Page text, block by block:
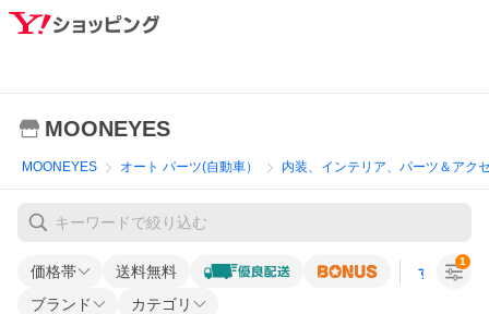
MOONEYES
MOONEYES オート パーツ(自動車） 内装、インテリア、パーツ＆アク
価格帯 送料無料 すべての条
ブランド カテゴリ
1